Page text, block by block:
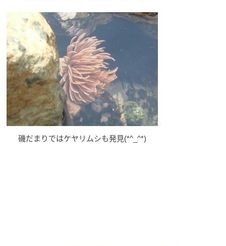
磯だまりではケヤリムシも発見(*^_^*)